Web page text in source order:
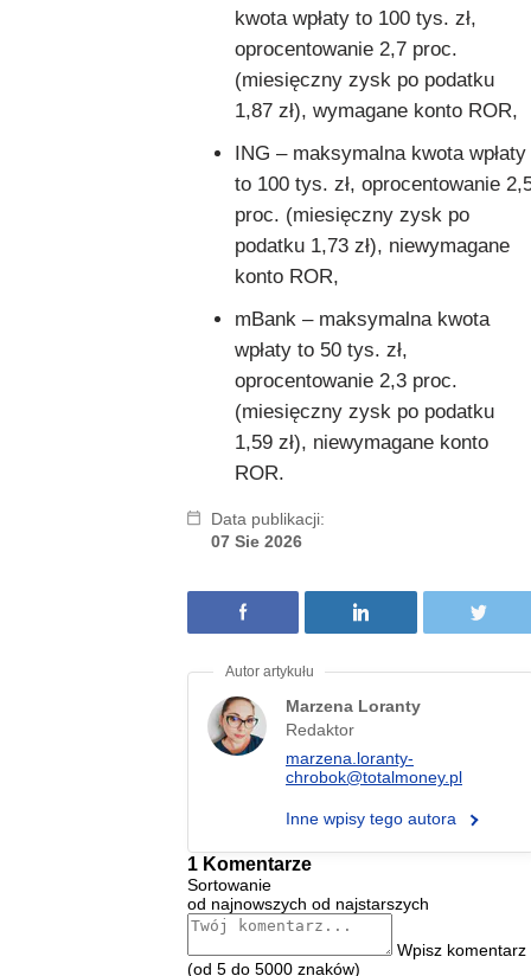
kwota wpłaty to 100 tys. zł,
oprocentowanie 2,7 proc.
(miesięczny zysk po podatku
1,87 zł), wymagane konto ROR,
ING – maksymalna kwota wpłaty
to 100 tys. zł, oprocentowanie
proc. (miesięczny zysk po
podatku 1,73 zł), niewymagane
konto ROR,
mBank – maksymalna kwota
wpłaty to 50 tys. zł,
oprocentowanie 2,3 proc.
(miesięczny zysk po podatku
1,59 zł), niewymagane konto
ROR.
Data publikacji:
07 Sie 2026
Marzena Loranty
Redaktor
marzena.loranty-
chrobok@totalmoney.pl
Inne wpisy tego autora
1 Komentarze
Sortowanie
od najnowszych od najstarszych
Wpisz komentarz
(od 5 do 5000 znaków)